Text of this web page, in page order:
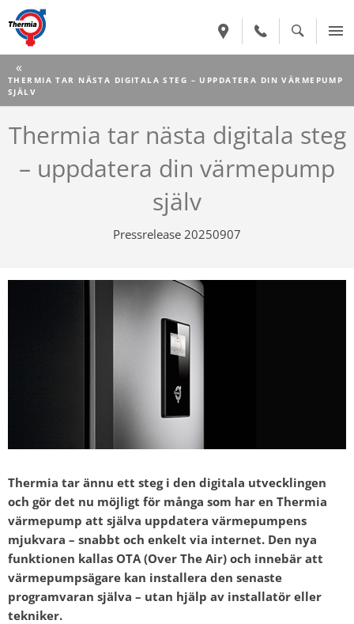
CURRENT:
THERMIA TAR NÄSTA DIGITALA STEG – UPPDATERA DIN VÄRMEPUMP
SJÄLV
Thermia tar nästa digitala steg
– uppdatera din värmepump
själv
Pressrelease 20250907
Thermia tar ännu ett steg i den digitala utvecklingen
och gör det nu möjligt för många som har en Thermia
värmepump att själva uppdatera värmepumpens
mjukvara – snabbt och enkelt via internet. Den nya
funktionen kallas OTA (Over The Air) och innebär att
värmepumpsägare kan installera den senaste
programvaran själva – utan hjälp av installatör eller
tekniker.